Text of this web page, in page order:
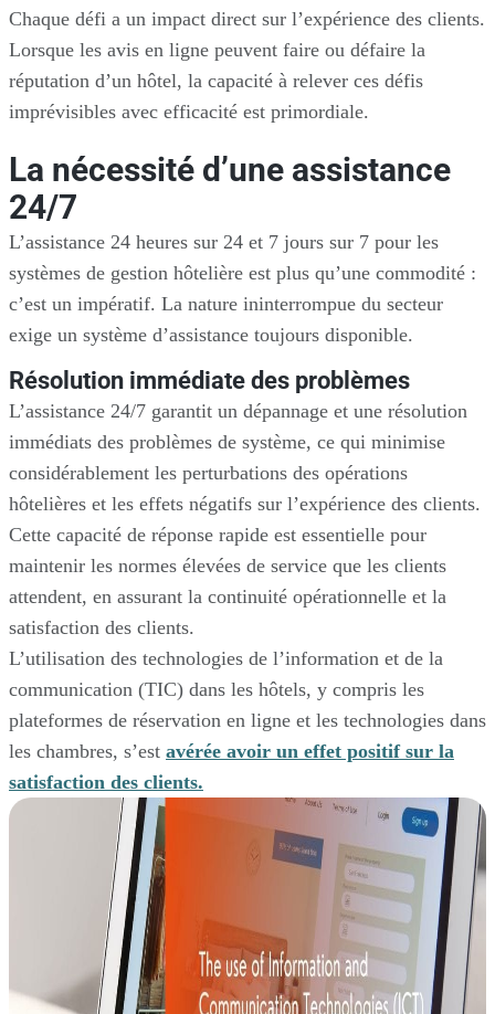
Chaque défi a un impact direct sur l’expérience des clients.
Lorsque les avis en ligne peuvent faire ou défaire la
réputation d’un hôtel, la capacité à relever ces défis
imprévisibles avec efficacité est primordiale.
La nécessité d’une assistance
24/7
L’assistance 24 heures sur 24 et 7 jours sur 7 pour les
systèmes de gestion hôtelière est plus qu’une commodité :
c’est un impératif. La nature ininterrompue du secteur
exige un système d’assistance toujours disponible.
Résolution immédiate des problèmes
L’assistance 24/7 garantit un dépannage et une résolution
immédiats des problèmes de système, ce qui minimise
considérablement les perturbations des opérations
hôtelières et les effets négatifs sur l’expérience des clients.
Cette capacité de réponse rapide est essentielle pour
maintenir les normes élevées de service que les clients
attendent, en assurant la continuité opérationnelle et la
satisfaction des clients.
L’utilisation des technologies de l’information et de la
communication (TIC) dans les hôtels, y compris les
plateformes de réservation en ligne et les technologies dans
les chambres, s’est avérée avoir un effet positif sur la
satisfaction des clients.